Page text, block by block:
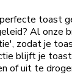
toast
Al onze
zodat je
blijft je
of uit te